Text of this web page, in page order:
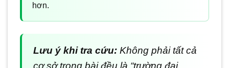
hơn.
Lưu ý khi tra cứu: Không phải tất cả